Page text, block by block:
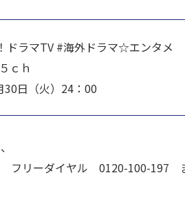
ラマTV #海外ドラマ☆エンタメ
ｃｈ
（火）24：00
フリーダイヤル 0120-100-197